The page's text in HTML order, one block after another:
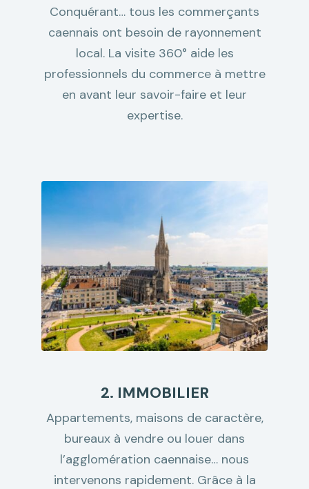
Conquérant… tous les commerçants
caennais ont besoin de rayonnement
local. La visite 360° aide les
professionnels du commerce à mettre
en avant leur savoir-faire et leur
expertise.
2. IMMOBILIER
Appartements, maisons de caractère,
bureaux à vendre ou louer dans
l’agglomération caennaise… nous
intervenons rapidement. Grâce à la